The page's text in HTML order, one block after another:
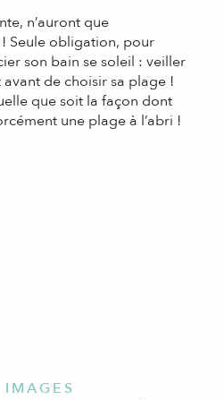
n’auront que
Seule obligation, pour
son bain se soleil : veiller
de choisir sa plage !
que soit la façon dont
une plage à l’abri !
IMAGES